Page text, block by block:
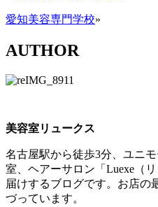
愛知美容専門学校»
AUTHOR
美容室リュークス
名古屋駅から徒歩3分、ユニ
室、ヘアーサロン「Luexe（
届けするブログです。お店の
づっています。